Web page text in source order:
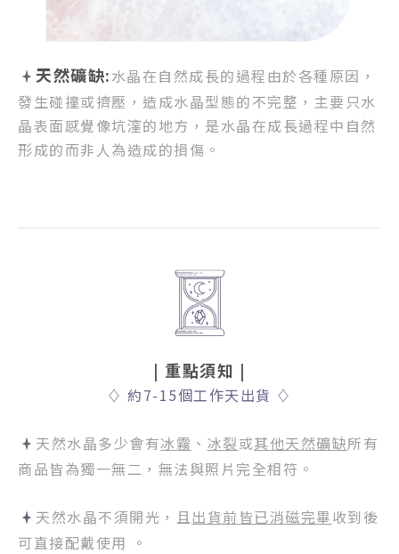
天然礦缺:水晶在自然成長的過程由於各種原因，
發生碰撞或擠壓， 造成水晶型態的不完整， 主要只水
晶表面感覺像坑漥的地方， 是水晶在成長過程中自然
形成的而非人為造成的損傷。
| 重點須知 |
♢約7-15個工作天出貨 ♢
天然水晶多少會有冰霧 、 冰裂或其他天然礦缺所有
商品皆為獨一無二，無法與照片完全相符。
天然水晶不須開光，且出貨前皆已消磁完畢收到後
可直接配戴使用 。